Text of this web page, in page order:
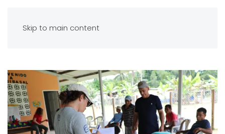
Skip to main content